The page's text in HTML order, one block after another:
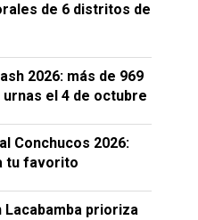
de 6 distritos de
2026: más de 969
urnas el 4 de octubre
Conchucos 2026:
tu favorito
Lacabamba prioriza